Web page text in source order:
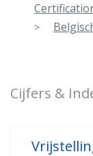
Cijfers &